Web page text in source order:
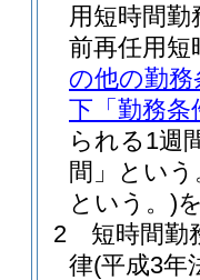
用短時間
前再任用短
の他の勤
下「勤務条
られる1週
間」という
という。)
2
短時間勤
律(平成3年